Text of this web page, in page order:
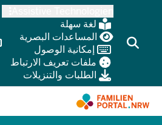
content
لغة سهلة
المساعدات البصرية
إمكانية الوصول
ملفات تعريف الارتباط
الطلبات والتنزيلات